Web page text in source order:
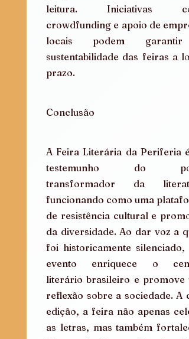
leitura. Iniciativas
crowdfunding e apoio de
locais podem
sustentabilidade das feiras a
prazo.
Conclusão
A Feira Literária da Periferia é
testemunho do
transformador da
funcionando como uma
de resistência cultural e
da diversidade. Ao dar voz a
foi historicamente silenciado,
evento enriquece o
literário brasileiro e promove
reflexão sobre a sociedade. A
edição, a feira não apenas
as letras, mas também